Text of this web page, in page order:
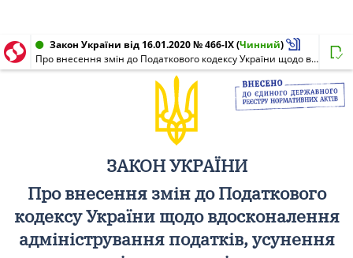
Закон України від 16.01.2020 № 466-IX(Чинний)
Про внесення змін до Податкового кодексу України щодо вдосконалення адміністрування податків, усунення технічних та логічних неузгодженостей у податковому законодавстві